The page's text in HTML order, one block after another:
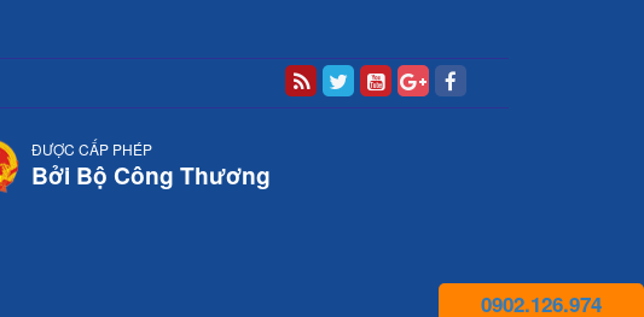
ĐƯỢC CẤP PHÉP
Bởi Bộ Công Thương
0902.126.974